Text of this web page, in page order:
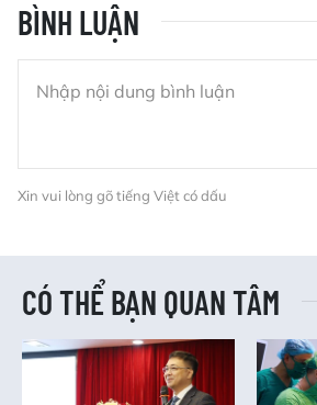
BÌNH LUẬN
Xin vui lòng gõ tiếng Việt có dấu
CÓ THỂ BẠN QUAN TÂM